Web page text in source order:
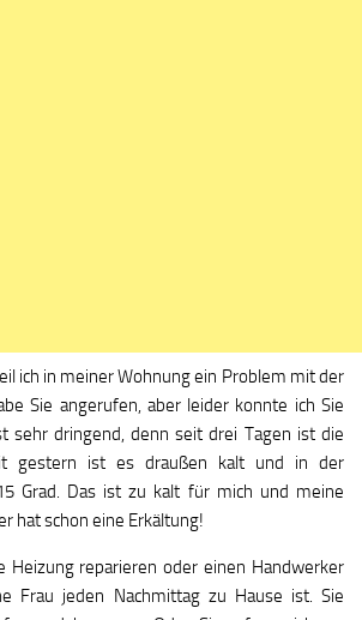
ich in meiner Wohnung ein Problem mit der
Sie angerufen, aber leider konnte ich Sie
sehr dringend, denn seit drei Tagen ist die
gestern ist es draußen kalt und in der
Grad. Das ist zu kalt für mich und meine
hat schon eine Erkältung!
Heizung reparieren oder einen Handwerker
Frau jeden Nachmittag zu Hause ist. Sie